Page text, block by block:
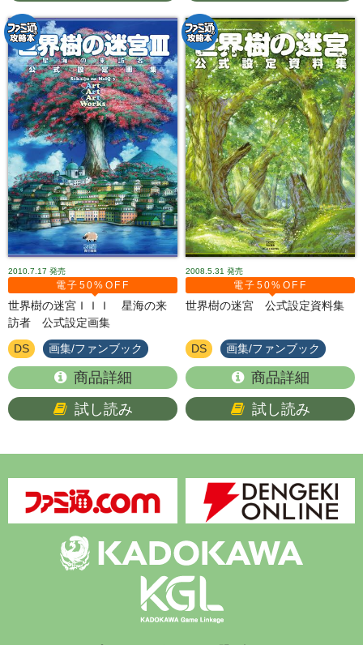
2010.7.17 発売
電子50%OFF
世界樹の迷宮ＩＩＩ 星海の来
訪者 公式設定画集
DS 画集/ファンブック
商品詳細
試し読み
2008.5.31 発売
電子50%OFF
世界樹の迷宮 公式設定資料集
DS 画集/ファンブック
商品詳細
試し読み